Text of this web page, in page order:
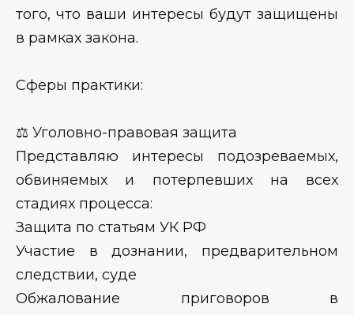
того, что ваши интересы будут защищены
в рамках закона.
Сферы практики:
⚖️ Уголовно-правовая защита
Представляю интересы подозреваемых,
обвиняемых и потерпевших на всех
стадиях процесса:
Защита по статьям УК РФ
Участие в дознании, предварительном
следствии, суде
Обжалование приговоров в